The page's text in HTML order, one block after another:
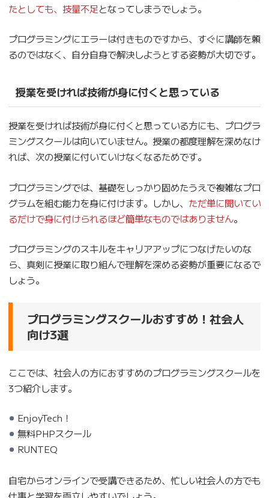
たとしても、技量不足となってしまうでしょう。
プログラミングにエラーは付きものですから、すぐに講師を頼
るのではなく、自分自身で解決しようとする姿勢が大切です。
授業を受ければ技術が身に付くと思っている
授業を受ければ技術が身に付くと思っている方にも、プログラ
ミングスクールは向いていません。授業の都度理解を深めなけ
れば、次の授業に付いていけなくなるためです。
プログラミングでは、基礎をしっかり固めたうえで複雑なプロ
グラムを組む能力を身に付けます。しかし、 ただ単に聞いてい
るだけで身に付けられるほど簡単なものではありません。
プログラミングのスキルをキャリアアップにつなげたいのな
ら、真剣に授業に取り組んで理解を深める姿勢が重要になるで
しょう。
プログラミングスクールおすすめ！社会人
向け3選
ここでは、社会人の方におすすめのプログラミングスクールを
3つ紹介します。
EnjoyTech！
無料PHPスクール
RUNTEQ
自宅からオンラインで受講できるため、忙しい社会人の方でも
仕事と学習を両立しやすいでしょう。